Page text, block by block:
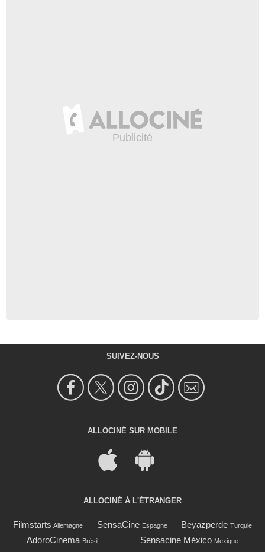
SUIVEZ-NOUS
ALLOCINÉ SUR MOBILE
ALLOCINÉ À L'ÉTRANGER
Filmstarts Allemagne SensaCine Espagne Beyazperde Turquie
AdoroCinema Brésil Sensacine México Mexique